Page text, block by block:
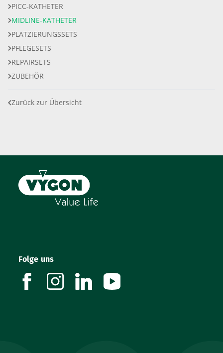
PICC-KATHETER
MIDLINE-KATHETER
PLATZIERUNGSSETS
PFLEGESETS
REPAIRSETS
ZUBEHÖR
Zurück zur Übersicht
Folge uns